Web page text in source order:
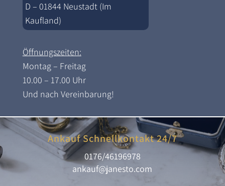
D – 01844 Neustadt (Im
Kaufland)
Öffnungszeiten:
Montag – Freitag
10.00 – 17.00 Uhr
Und nach Vereinbarung!
Ankauf Schnellkontakt 24/7
0176/46196978
ankauf@janesto.com